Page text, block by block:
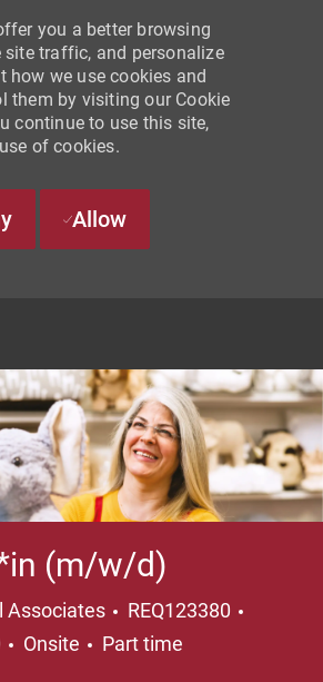
you a better browsing
site traffic, and personalize
how we use cookies and
them by visiting our Cookie
continue to use this site,
of cookies.
Allow
(m/w/d)
Associates REQ123380
Onsite Job Type
Part time